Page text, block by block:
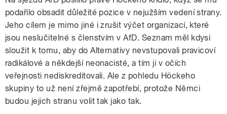
podařilo obsadit důležité pozice v nejužším vedení strany.
Jeho cílem je mimo jiné i zrušit výčet organizací, které
jsou neslučitelné s členstvím v AfD. Seznam měl kdysi
sloužit k tomu, aby do Alternativy nevstupovali pravicoví
radikálové a někdejší neonacisté, a tím ji v očích
veřejnosti nediskreditovali. Ale z pohledu Höckeho
skupiny to už není zřejmě zapotřebí, protože Němci
budou jejich stranu volit tak jako tak.